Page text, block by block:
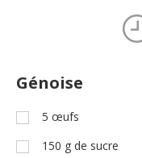
Génoise
5 œufs
150 g de sucre